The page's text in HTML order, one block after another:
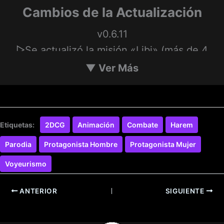
Cambios de la Actualización
v0.6.11
▻Se actualizó la misión «Libi» (más de 4
escenas aptas para todo público + 1.5
▻Se agregó animación a la escena con
Jenny.
▻Algunas misiones se actualizaron
▼ Ver Más
Etiquetas: 2DCG Animación Combate Harem
Parodia Protagonista Hombre Protagonista Mujer
Voyeurismo
ANTERIOR SIGUIENTE